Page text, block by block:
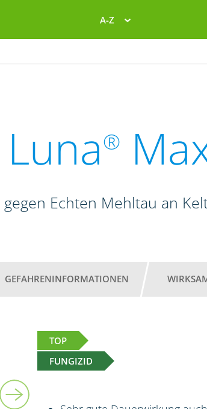
A-Z
Luna®
gegen Echten Mehltau an
GEFAHRENINFORMATIONEN
TOP
FUNGIZID